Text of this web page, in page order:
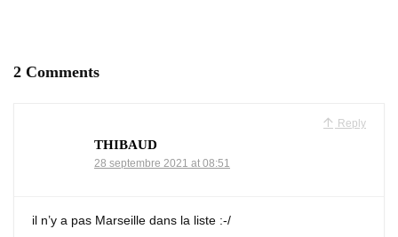
2 Comments
Reply
THIBAUD
28 septembre 2021 at 08:51
il n’y a pas Marseille dans la liste :-/